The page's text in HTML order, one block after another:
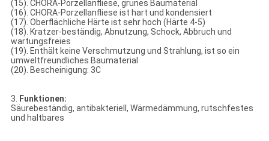
(15). CHORA-Porzellanfliese, grünes Baumaterial
(16). CHORA-Porzellanfliese ist hart und kondensiert
(17). Oberflächliche Härte ist sehr hoch (Härte 4-5)
(18). Kratzer-beständig, Abnutzung, Schock, Abbruch und
wartungsfreies
(19). Enthält keine Verschmutzung und Strahlung, ist so ein
umweltfreundliches Baumaterial
(20). Bescheinigung: 3C
3. Funktionen:
Säurebeständig, antibakteriell, Wärmedämmung, rutschfestes
und haltbares